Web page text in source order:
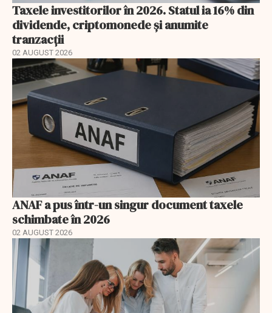
Taxele investitorilor în 2026. Statul ia 16% din
dividende, criptomonede și anumite
tranzacții
02 AUGUST 2026
ANAF a pus într-un singur document taxele
schimbate în 2026
02 AUGUST 2026